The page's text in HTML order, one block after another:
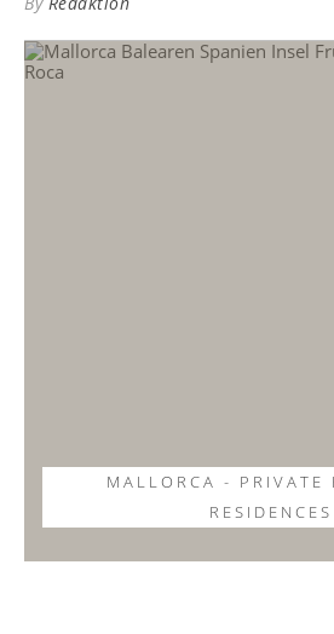
MALLORCA - PRIVATE
RESIDENCES